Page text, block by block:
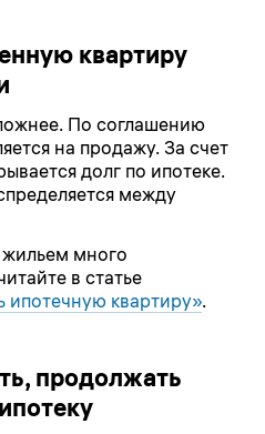
квартиру
По соглашению
на продажу. За счет
долг по ипотеке.
между
много
в статье
ипотечную квартиру».
продолжать